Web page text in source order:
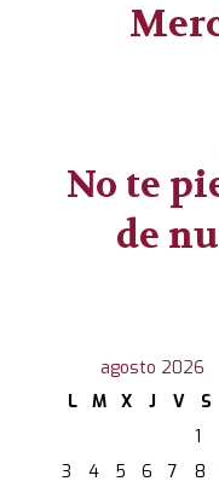
No te
de
agosto 2026
L
M X J V S
1
3
4 5 6 7 8